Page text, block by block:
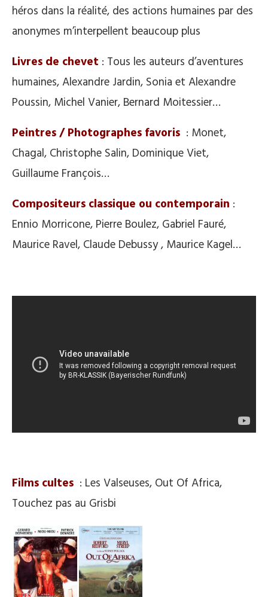
héros dans la réalité, des actions humaines par des
anonymes m’interpellent beaucoup plus
Livres de chevet : Tous les auteurs d’aventures
humaines, Alexandre Jardin, Sonia et Alexandre
Poussin, Michel Vanier, Bernard Moitessier…
Peintres / Photographes favoris : Monet,
Chagal, Christophe Salin, Dominique Viet,
Guillaume François…
Compositeurs classique ou contemporain :
Ennio Morricone, Pierre Boulez, Gabriel Fauré,
Maurice Ravel, Claude Debussy , Maurice Kagel…
Films cultes : Les Valseuses, Out Of Africa,
Touchez pas au Grisbi